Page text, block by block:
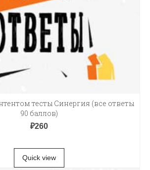
тесты Синергия (все ответы
90 баллов)
₽260
Quick view